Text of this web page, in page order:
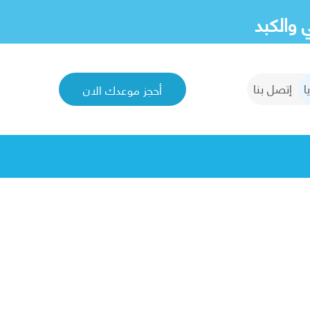
إتصل بنا أحجز موعدك الان